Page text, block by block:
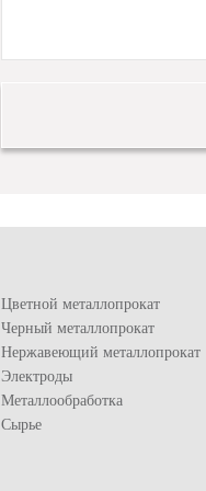
Цветной металлопрокат
Черный металлопрокат
Нержавеющий металлопрокат
Электроды
Металлообработка
Сырье